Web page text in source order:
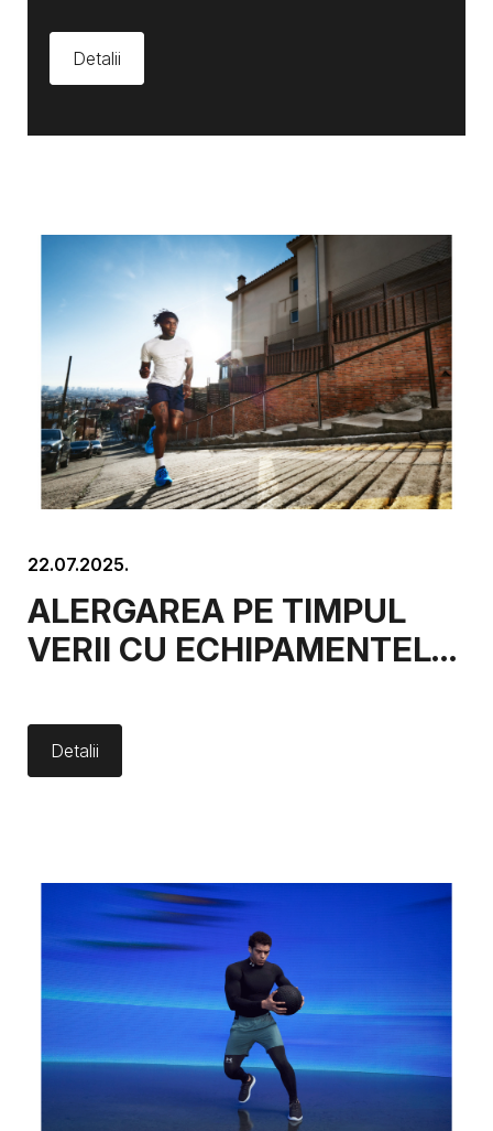
DISTANCE
Detalii
22.07.2025.
ALERGAREA PE TIMPUL
VERII CU ECHIPAMENTELE
Detalii